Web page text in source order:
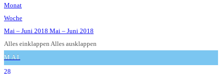
Monat
Woche
Mai – Juni 2018 Mai – Juni 2018
Alles einklappen Alles ausklappen
MAI
28